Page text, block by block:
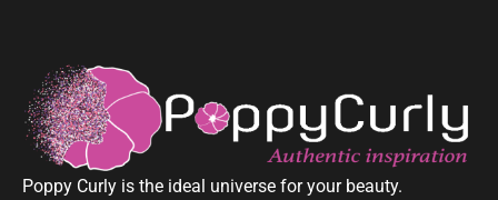
Poppy Curly is the ideal universe for your beauty.